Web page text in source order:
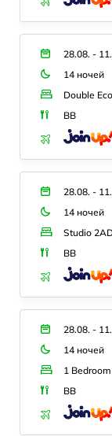
28.08. -
14 ночей
Double
BB
28.08. -
14 ночей
Studio
BB
28.08. -
14 ночей
1
BB